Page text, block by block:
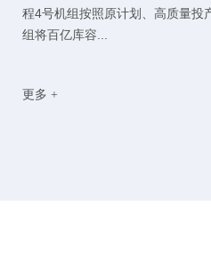
程4号机组按照原计划、高质量投
组将百亿库容...
更多 +